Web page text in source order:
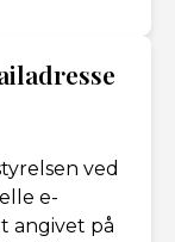
ved
e-
angivet på